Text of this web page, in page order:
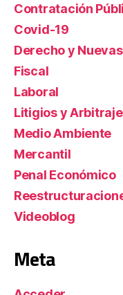
Contratación
Covid-19
Derecho y
Fiscal
Laboral
Litigios y Arbitraje
Medio Ambiente
Mercantil
Penal Económico
Videoblog
Meta